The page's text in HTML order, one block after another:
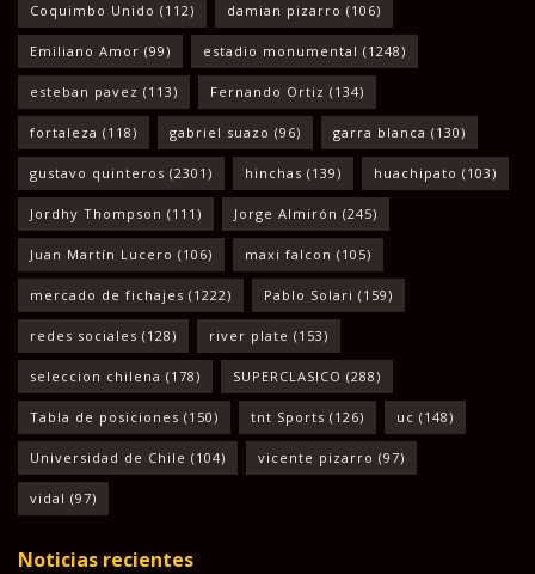
Coquimbo Unido (112) damian pizarro (106)
Emiliano Amor (99) estadio monumental (1248)
esteban pavez (113) Fernando Ortiz (134)
fortaleza (118) gabriel suazo (96) garra blanca (130)
gustavo quinteros (2301) hinchas (139) huachipato (103)
Jordhy Thompson (111) Jorge Almirón (245)
Juan Martín Lucero (106) maxi falcon (105)
mercado de fichajes (1222) Pablo Solari (159)
redes sociales (128) river plate (153)
seleccion chilena (178) SUPERCLASICO (288)
Tabla de posiciones (150) tnt Sports (126) uc (148)
Universidad de Chile (104) vicente pizarro (97)
vidal (97)
Noticias recientes